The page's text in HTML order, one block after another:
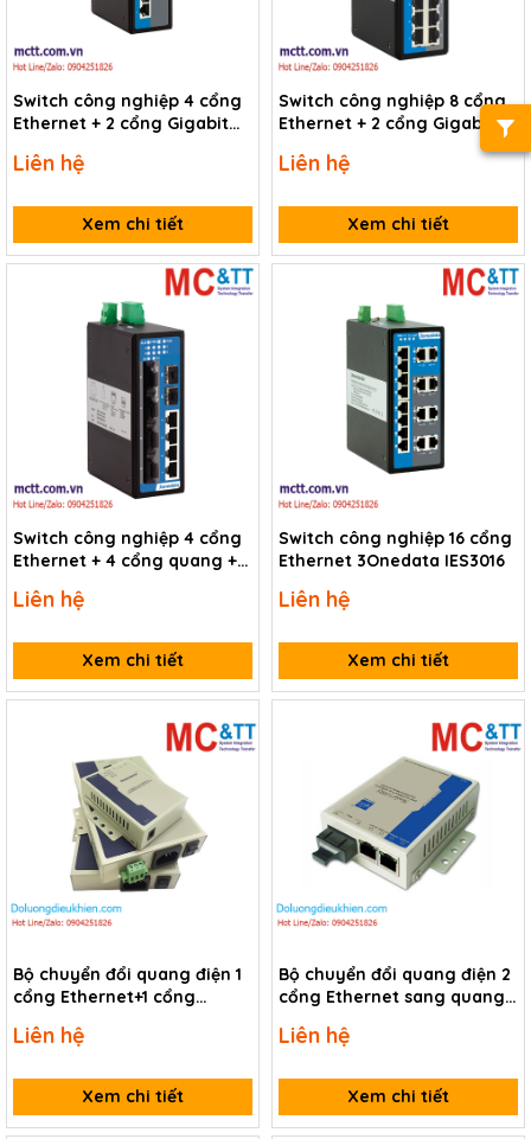
Switch công nghiệp 4 cổng
Ethernet + 2 cổng Gigabit
Liên hệ
Xem chi tiết
Switch công nghiệp 8 cổng
Ethernet + 2 cổng Gigabit
SFP 3Onedata IES2010-2GS
Liên hệ
Xem chi tiết
Switch công nghiệp 4 cổng
Ethernet + 4 cổng quang + 2
IES2010-2GS-4F
Liên hệ
Xem chi tiết
Switch công nghiệp 16 cổng
Ethernet 3Onedata IES3016
Liên hệ
Xem chi tiết
Bộ chuyển đổi quang điện 1
cổng Ethernet+1 cổng
Liên hệ
Xem chi tiết
Bộ chuyển đổi quang điện 2
cổng Ethernet sang quang
Liên hệ
Xem chi tiết